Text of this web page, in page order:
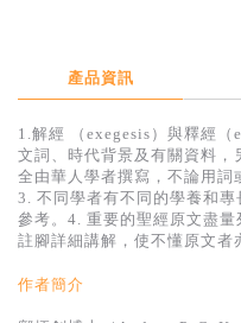
得獎作品推介
中文二手書
英文二手書
精選英文書
產品資訊
1.解經 （exegesis）與釋經
文詞、時代背景及有關資料
全由華人學者撰寫，不論用詞
3. 不同學者有不同的學養和
參考。4. 重要的聖經原文盡
註腳詳細講解，使不懂原文者
作者簡介